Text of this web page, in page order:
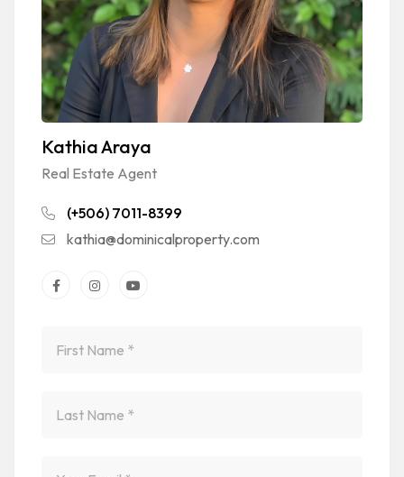
Kathia Araya
Real Estate Agent
(+506) 7011-8399
kathia@dominicalproperty.com